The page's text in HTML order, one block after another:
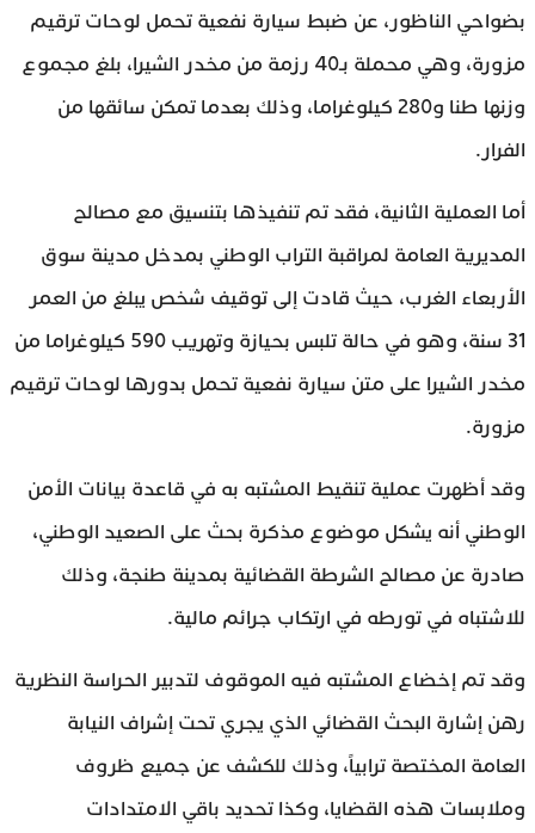
بضواحي الناظور، عن ضبط سيارة نفعية تحمل لوحات ترقيم
مزورة، وهي محملة بـ40 رزمة من مخدر الشيرا، بلغ مجموع
وزنها طنا و280 كيلوغراما، وذلك بعدما تمكن سائقها من
الفرار.
أما العملية الثانية، فقد تم تنفيذها بتنسيق مع مصالح
المديرية العامة لمراقبة التراب الوطني بمدخل مدينة سوق
الأربعاء الغرب، حيث قادت إلى توقيف شخص يبلغ من العمر
31 سنة، وهو في حالة تلبس بحيازة وتهريب 590 كيلوغراما من
مخدر الشيرا على متن سيارة نفعية تحمل بدورها لوحات ترقيم
مزورة.
وقد أظهرت عملية تنقيط المشتبه به في قاعدة بيانات الأمن
الوطني أنه يشكل موضوع مذكرة بحث على الصعيد الوطني،
صادرة عن مصالح الشرطة القضائية بمدينة طنجة، وذلك
للاشتباه في تورطه في ارتكاب جرائم مالية.
وقد تم إخضاع المشتبه فيه الموقوف لتدبير الحراسة النظرية
رهن إشارة البحث القضائي الذي يجري تحت إشراف النيابة
العامة المختصة ترابياً، وذلك للكشف عن جميع ظروف
وملابسات هذه القضايا، وكذا تحديد باقي الامتدادات